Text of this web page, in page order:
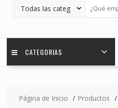
CATEGORIAS
Página de Inicio
Productos